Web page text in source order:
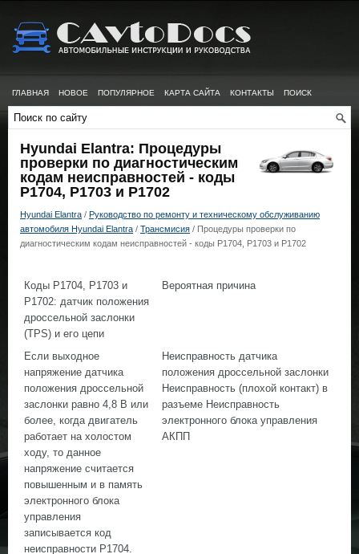
ГЛАВНАЯ НОВОЕ ПОПУЛЯРНОЕ КАРТА САЙТА КОНТАКТЫ ПОИСК
Hyundai Elantra: Процедуры
проверки по диагностическим
кодам неисправностей - коды
Р1704, Р1703 и Р1702
Hyundai Elantra / Руководство по ремонту и техническому обслуживанию
автомобиля Hyundai Elantra / Трансмисия / Процедуры проверки по
диагностическим кодам неисправностей - коды Р1704, Р1703 и Р1702
Коды Р1704, Р1703 и
Р1702: датчик положения
дроссельной заслонки
(TPS) и его цепи
Вероятная причина
Если выходное
напряжение датчика
положения дроссельной
заслонки равно 4,8 В или
более, когда двигатель
работает на холостом
ходу, то данное
напряжение считается
повышенным и в память
электронного блока
управления
записывается код
неисправности Р1704.
Неисправность датчика
положения дроссельной заслонки
Неисправность (плохой контакт) в
разъеме Неисправность
электронного блока управления
АКПП